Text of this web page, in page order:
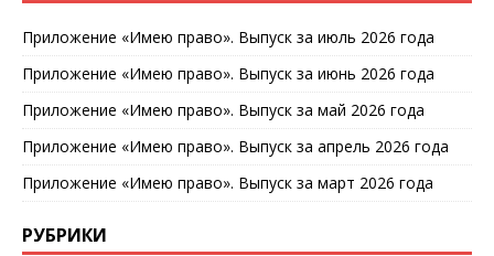
o
k
ss
ni
ki
n
dl
y
и
т
ь
Приложение «Имею право». Выпуск за июль 2026 года
Приложение «Имею право». Выпуск за июнь 2026 года
Приложение «Имею право». Выпуск за май 2026 года
Приложение «Имею право». Выпуск за апрель 2026 года
Приложение «Имею право». Выпуск за март 2026 года
РУБРИКИ